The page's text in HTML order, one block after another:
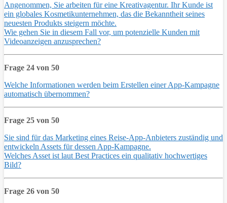
Angenommen, Sie arbeiten für eine Kreativagentur. Ihr Kunde ist
ein globales Kosmetikunternehmen, das die Bekanntheit seines
neuesten Produkts steigern möchte.
Wie gehen Sie in diesem Fall vor, um potenzielle Kunden mit
Videoanzeigen anzusprechen?
Frage 24 von 50
Welche Informationen werden beim Erstellen einer App-Kampagne
automatisch übernommen?
Frage 25 von 50
Sie sind für das Marketing eines Reise-App-Anbieters zuständig und
entwickeln Assets für dessen App-Kampagne.
Welches Asset ist laut Best Practices ein qualitativ hochwertiges
Bild?
Frage 26 von 50